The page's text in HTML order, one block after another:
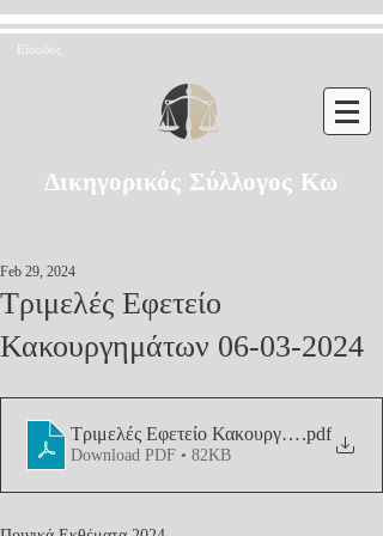
Είσοδος
Δικηγορικός Σύλλογος Κω
Τριμελές Εφετείο
Κακουργημάτων 06-03-2024
Feb 29, 2024
Τριμελές Εφετείο Κακουργημάτων 06-
.pdf
Download PDF • 82KB